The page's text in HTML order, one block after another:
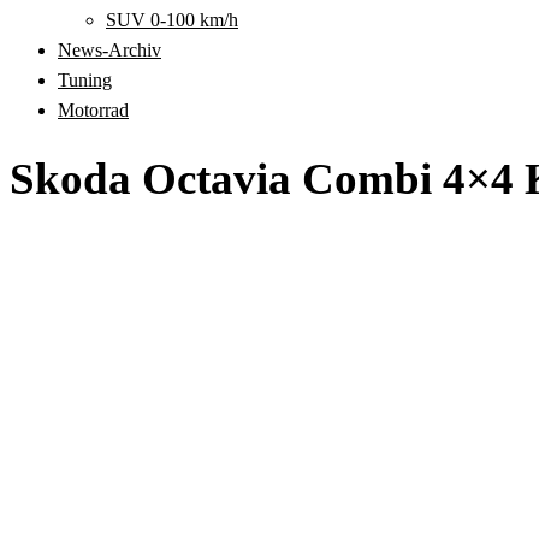
SUV 0-100 km/h
News-Archiv
Tuning
Motorrad
Skoda Octavia Combi 4×4